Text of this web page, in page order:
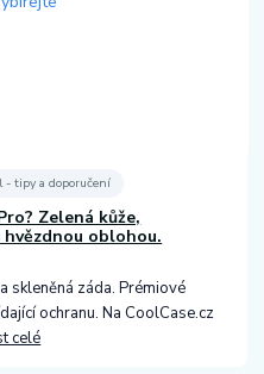
- tipy a doporučení
Zelená kůže,
oblohou.
skleněná záda. Prémiové
ochranu. Na CoolCase.cz
celé